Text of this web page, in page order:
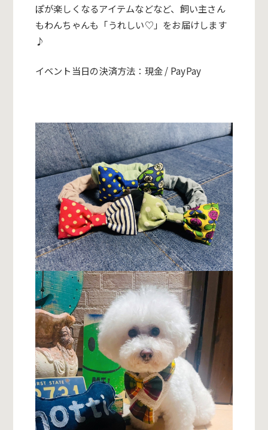
ぽが楽しくなるアイテムなどなど、 飼い主さん
もわんちゃんも「うれしい♡」をお届けします
♪
イベント当日の決済方法：現金 / PayPay